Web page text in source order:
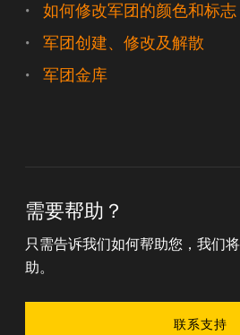
如何修改军团的颜色和标志
军团创建、修改及解散
军团金库
需要帮助？
只需告诉我们如何帮助您，我们
助。
联系支持